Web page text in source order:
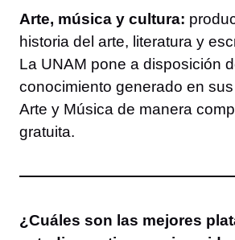
Arte, música y cultura:
historia del arte, literatura y
La UNAM pone a disposición
conocimiento generado en
Arte y Música de manera
gratuita.
¿Cuáles son las mejores